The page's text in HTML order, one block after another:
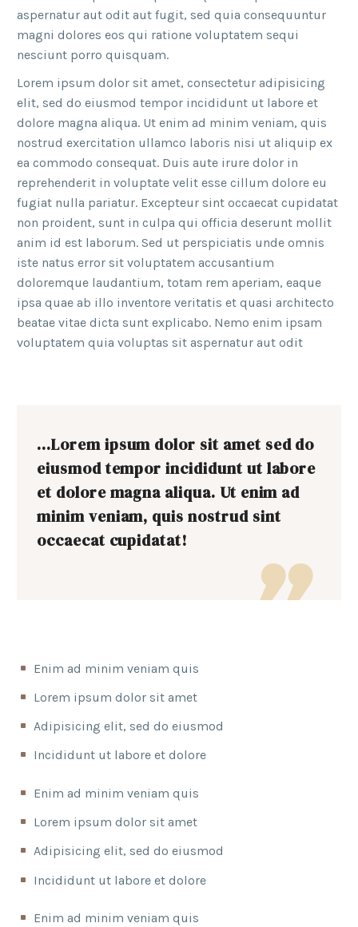
aspernatur aut odit aut fugit, sed quia consequuntur
magni dolores eos qui ratione voluptatem sequi
nesciunt porro quisquam.
Lorem ipsum dolor sit amet, consectetur adipisicing
elit, sed do eiusmod tempor incididunt ut labore et
dolore magna aliqua. Ut enim ad minim veniam, quis
nostrud exercitation ullamco laboris nisi ut aliquip ex
ea commodo consequat. Duis aute irure dolor in
reprehenderit in voluptate velit esse cillum dolore eu
fugiat nulla pariatur. Excepteur sint occaecat cupidatat
non proident, sunt in culpa qui officia deserunt mollit
anim id est laborum. Sed ut perspiciatis unde omnis
iste natus error sit voluptatem accusantium
doloremque laudantium, totam rem aperiam, eaque
ipsa quae ab illo inventore veritatis et quasi architecto
beatae vitae dicta sunt explicabo. Nemo enim ipsam
voluptatem quia voluptas sit aspernatur aut odit
…Lorem ipsum dolor sit amet sed do
eiusmod tempor incididunt ut labore
et dolore magna aliqua. Ut enim ad
minim veniam, quis nostrud sint
occaecat cupidatat!

Enim ad minim veniam quis
Lorem ipsum dolor sit amet
Adipisicing elit, sed do eiusmod
Incididunt ut labore et dolore
Enim ad minim veniam quis
Lorem ipsum dolor sit amet
Adipisicing elit, sed do eiusmod
Incididunt ut labore et dolore
Enim ad minim veniam quis